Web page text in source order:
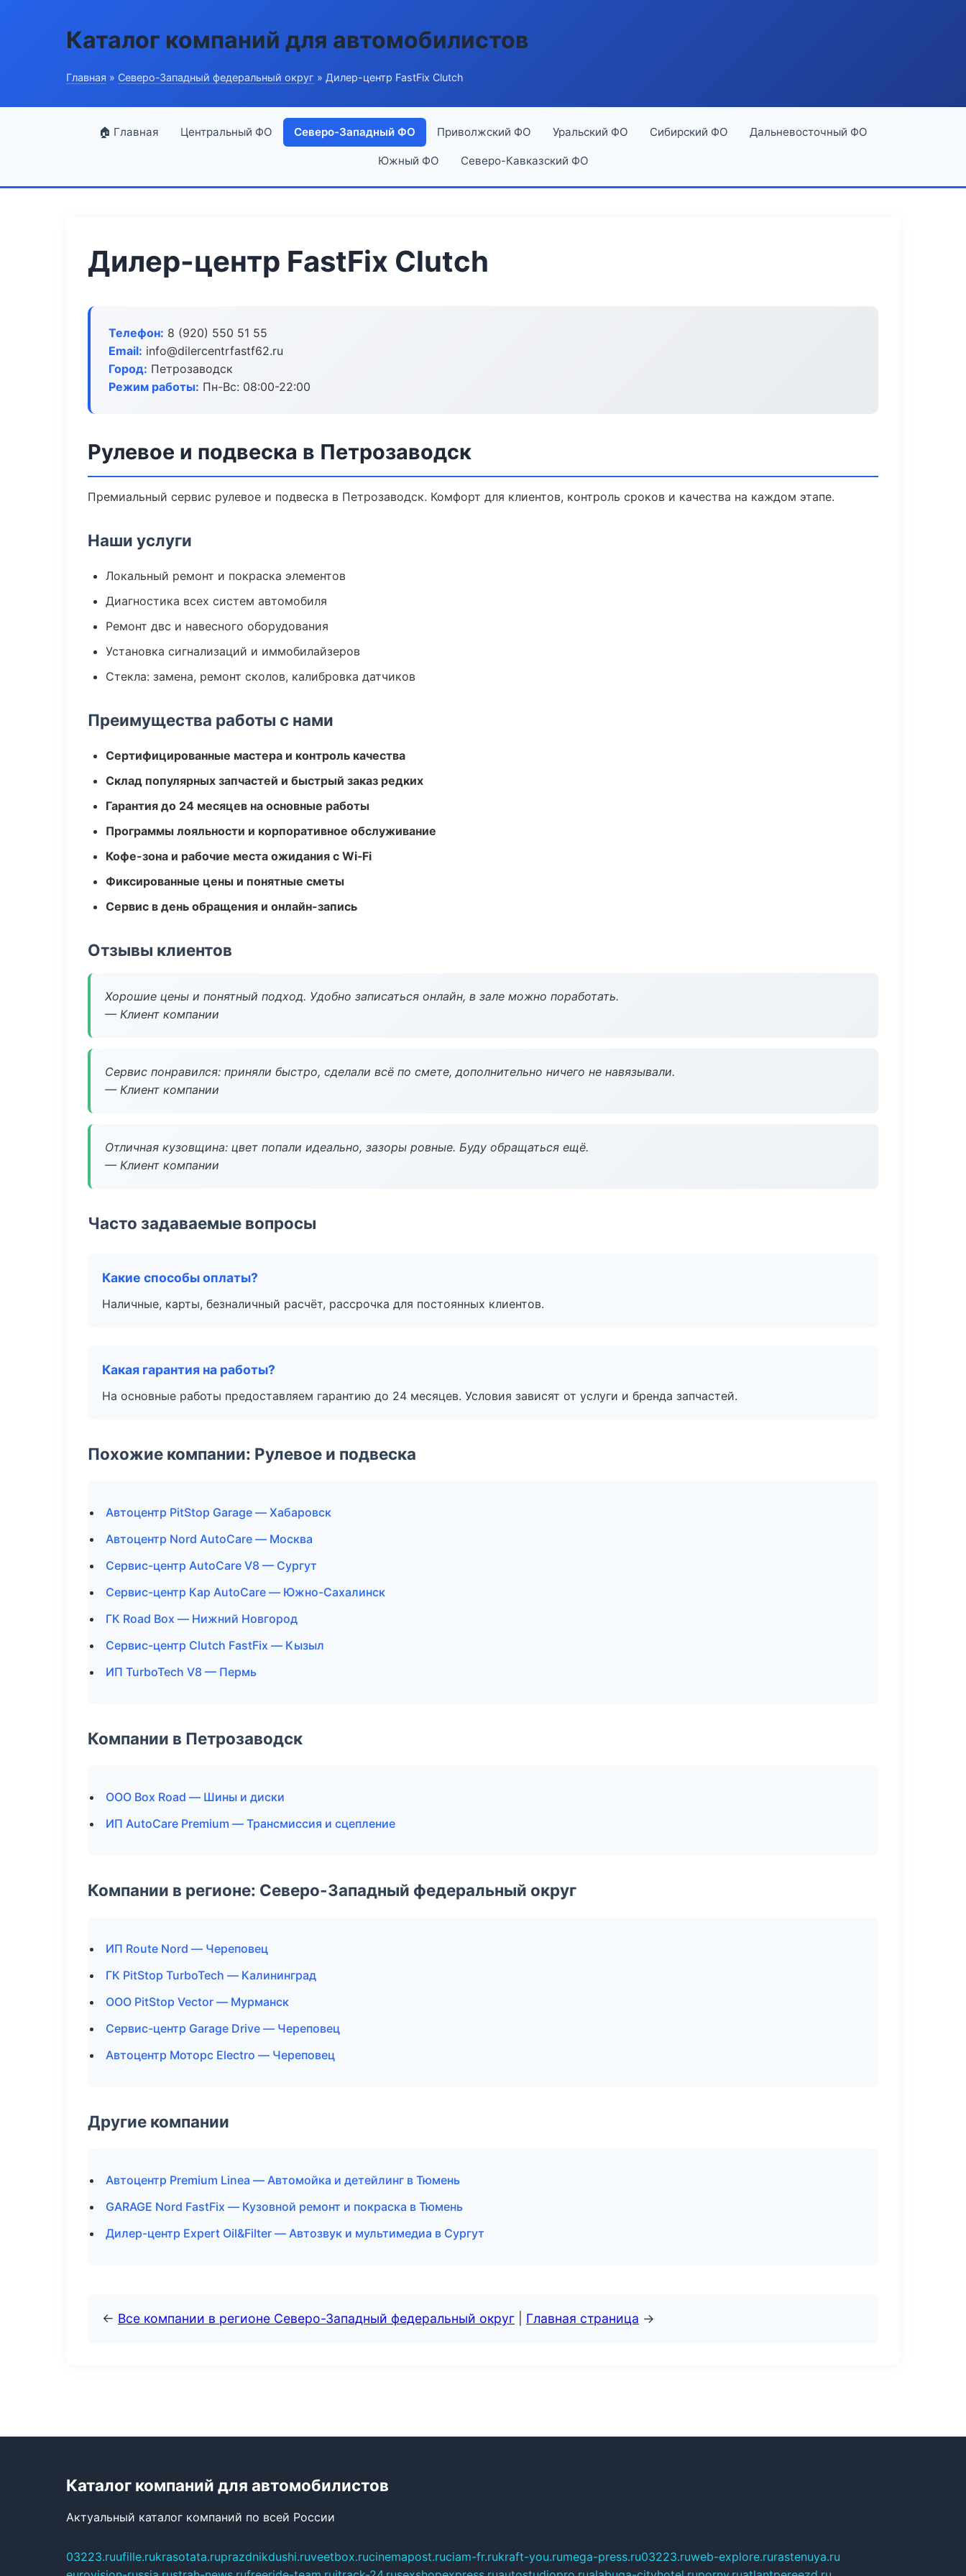
Каталог компаний для автомобилистов
Главная » Северо-Западный федеральный округ » Дилер-центр FastFix Clutch
🏠 Главная Центральный ФО Северо-Западный ФО Приволжский ФО Уральский ФО Сибирский ФО Дальневосточный ФО
Южный ФО Северо-Кавказский ФО
Дилер-центр FastFix Clutch
Телефон: 8 (920) 550 51 55
Email: info@dilercentrfastf62.ru
Город: Петрозаводск
Режим работы: Пн-Вс: 08:00-22:00
Рулевое и подвеска в Петрозаводск
Премиальный сервис рулевое и подвеска в Петрозаводск. Комфорт для клиентов, контроль сроков и качества на каждом этапе.
Наши услуги
Локальный ремонт и покраска элементов
Диагностика всех систем автомобиля
Ремонт двс и навесного оборудования
Установка сигнализаций и иммобилайзеров
Стекла: замена, ремонт сколов, калибровка датчиков
Преимущества работы с нами
Сертифицированные мастера и контроль качества
Склад популярных запчастей и быстрый заказ редких
Гарантия до 24 месяцев на основные работы
Программы лояльности и корпоративное обслуживание
Кофе-зона и рабочие места ожидания с Wi‑Fi
Фиксированные цены и понятные сметы
Сервис в день обращения и онлайн-запись
Отзывы клиентов
Хорошие цены и понятный подход. Удобно записаться онлайн, в зале можно поработать.
— Клиент компании
Сервис понравился: приняли быстро, сделали всё по смете, дополнительно ничего не навязывали.
— Клиент компании
Отличная кузовщина: цвет попали идеально, зазоры ровные. Буду обращаться ещё.
— Клиент компании
Часто задаваемые вопросы
Какие способы оплаты?
Наличные, карты, безналичный расчёт, рассрочка для постоянных клиентов.
Какая гарантия на работы?
На основные работы предоставляем гарантию до 24 месяцев. Условия зависят от услуги и бренда запчастей.
Похожие компании: Рулевое и подвеска
Автоцентр PitStop Garage — Хабаровск
Автоцентр Nord AutoCare — Москва
Сервис-центр AutoCare V8 — Сургут
Сервис-центр Кар AutoCare — Южно-Сахалинск
ГК Road Box — Нижний Новгород
Сервис-центр Clutch FastFix — Кызыл
ИП TurboTech V8 — Пермь
Компании в Петрозаводск
ООО Box Road — Шины и диски
ИП AutoCare Premium — Трансмиссия и сцепление
Компании в регионе: Северо-Западный федеральный округ
ИП Route Nord — Череповец
ГК PitStop TurboTech — Калининград
ООО PitStop Vector — Мурманск
Сервис-центр Garage Drive — Череповец
Автоцентр Моторс Electro — Череповец
Другие компании
Автоцентр Premium Linea — Автомойка и детейлинг в Тюмень
GARAGE Nord FastFix — Кузовной ремонт и покраска в Тюмень
Дилер-центр Expert Oil&Filter — Автозвук и мультимедиа в Сургут
← Все компании в регионе Северо-Западный федеральный округ Главная страница →
Каталог компаний для автомобилистов
Актуальный каталог компаний по всей России
03223.ruufille.rukrasotata.ruprazdnikdushi.ruveetbox.rucinemapost.ruciam-fr.rukraft-you.rumega-press.ru03223.ruweb-explore.rurastenuya.ru